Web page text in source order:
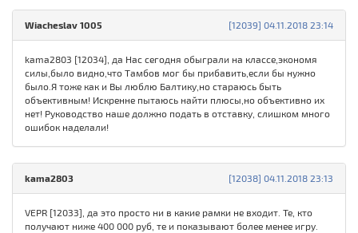
[12039] 04.11.2018 23:14
Wiacheslav 1005
kama2803 [12034], да Нас сегодня обыграли на классе,экономя
силы,было видно,что Тамбов мог бы прибавить,если бы нужно
было.Я тоже как и Вы люблю Балтику,но стараюсь быть
объективным! Искренне пытаюсь найти плюсы,но объективно их
нет! Руководство наше должно подать в отставку, слишком много
ошибок наделали!
[12038] 04.11.2018 23:13
kama2803
VEPR [12033], да это просто ни в какие рамки не входит. Те, кто
получают ниже 400 000 руб, те и показывают более менее игру.